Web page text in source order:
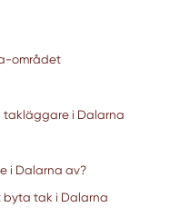
området
takläggare i Dalarna
i Dalarna av?
byta tak i Dalarna